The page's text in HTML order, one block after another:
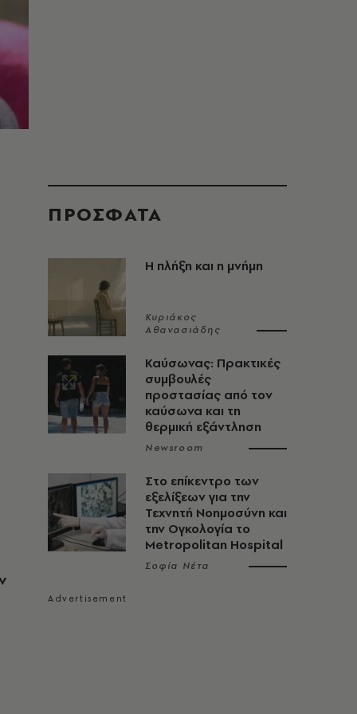
ΠΡΟΣΦΑΤΑ
Η πλήξη και η μνήμη
Κυριάκος
Αθανασιάδης
Καύσωνας: Πρακτικές
συμβουλές
προστασίας από τον
καύσωνα και τη
θερμική εξάντληση
Newsroom
Στο επίκεντρο των
εξελίξεων για την
Τεχνητή Νοημοσύνη και
την Ογκολογία το
Metropolitan Hospital
Σοφία Νέτα